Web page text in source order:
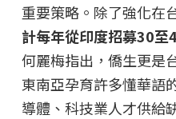
重要策略。除了強化在
計每年從印度招募30至
何麗梅指出，僑生更是
東南亞孕育許多懂華語
導體、科技業人才供給